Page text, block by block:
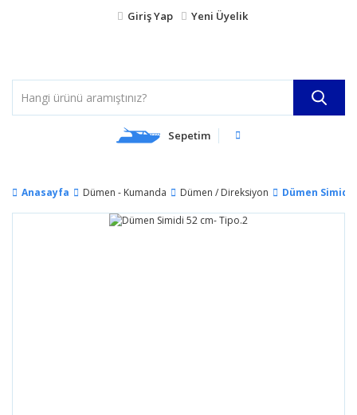
Giriş Yap Yeni Üyelik
Sepetim
Anasayfa Dümen - Kumanda Dümen / Direksiyon Dümen Simidi